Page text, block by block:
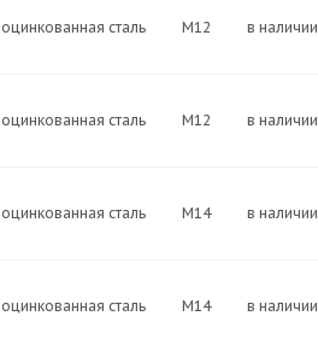
оцинкованная сталь М12 в наличии
оцинкованная сталь М12 в наличии
оцинкованная сталь М14 в наличии
оцинкованная сталь М14 в наличии